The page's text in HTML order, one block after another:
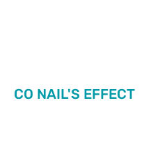
CO NAIL'S EFFECT